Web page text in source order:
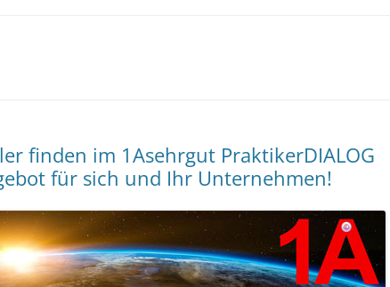
finden im 1Asehrgut PraktikerDIALOG
für sich und Ihr Unternehmen!